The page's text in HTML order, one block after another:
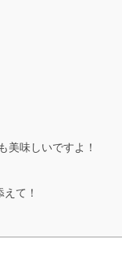
味しいですよ！
て！